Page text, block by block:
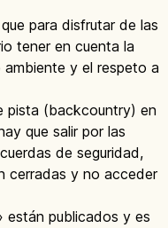
para disfrutar de las
tener en cuenta la
y el respeto a
pista (backcountry) en
que salir por las
de seguridad,
cerradas y no acceder
están publicados y es